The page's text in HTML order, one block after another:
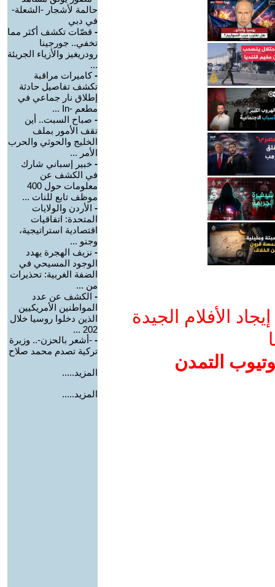
الأفلام الجيدة
التمدن
حالمة لأشجار -الشعلة-
في دبي
- قصّات تكشف أكثر مما
تخفي.. جورجينا
رودريغيز والأزياء الجريئة
...
-كاميرات مراقبة
تكشف تفاصيل حادثة
إطلاق نار جماعي في
مطعم -In ...
- صباح السبت.. أين
تقف الأمور بملف
الخليج والحوثي والحرب
الأمر ...
- خبير إسباني شارك
في الكشف عن
معلومات حول 400
موظف تابع للنات ...
- الأردن والولايات
المتحدة: اتفاقيات
اقتصادية استراتيجية،
وجنو ...
- نزيف الهجرة يهدد
الوجود المسيحي في
الضفة الغربية: تحذيرات
من ...
- الكشف عن عدد
المواطنين الأمريكيين
الذين دخلوا روسيا خلال
202 ...
- -أشعر بالحزن-.. وزيرة
تركية تصدم محمد صلاح
المزيد.....
المزيد.....